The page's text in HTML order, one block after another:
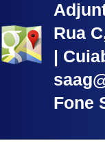
Rua
|
Fone